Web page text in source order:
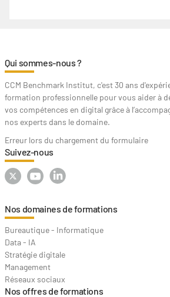
Qui sommes-nous ?
CCM Benchmark Institut, c'est 30 ans
formation professionnelle pour vous aider à
vos compétences en digital grâce à
nos experts dans le domaine.
Erreur lors du chargement du formulaire
Suivez-nous
Nos domaines de formations
Bureautique - Informatique
Data - IA
Stratégie digitale
Management
Réseaux sociaux
Nos offres de formations